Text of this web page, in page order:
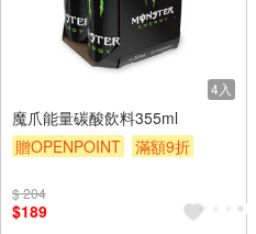
4入
魔爪能量碳酸飲料355ml
贈OPENPOINT
滿額9折
$ 204
$189